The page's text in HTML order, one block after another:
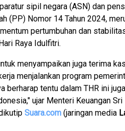
sipil negara (ASN) dan
(PP) Nomor 14 Tahun 2024,
pertumbuhan dan
Raya Idulfitri.
menyampaikan juga terima
menjalankan program
berharap tentu dalam THR ini
ujar Menteri Keuangan
Suara.com (jaringan media